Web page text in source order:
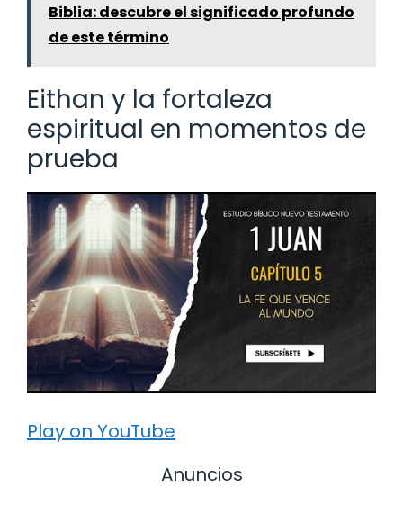
Biblia: descubre el significado profundo
de este término
Eithan y la fortaleza
espiritual en momentos de
prueba
Play on YouTube
Anuncios